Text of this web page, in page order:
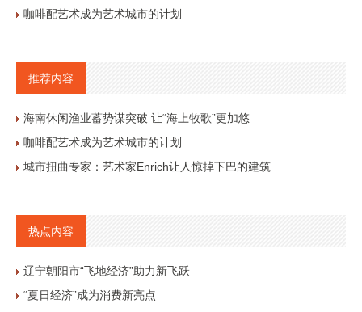
咖啡配艺术成为艺术城市的计划
推荐内容
海南休闲渔业蓄势谋突破 让“海上牧歌”更加悠
咖啡配艺术成为艺术城市的计划
城市扭曲专家：艺术家Enrich让人惊掉下巴的建筑
热点内容
辽宁朝阳市“飞地经济”助力新飞跃
“夏日经济”成为消费新亮点